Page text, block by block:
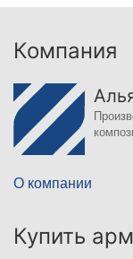
Компания
О компании
Купить